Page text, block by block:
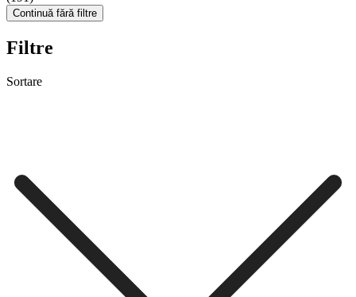
Continuă fără filtre
Filtre
Sortare